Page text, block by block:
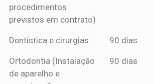
procedimentos
previstos em contrato)
Dentística e cirurgias 90 dias
Ortodontia (Instalação
de aparelho e
90 dias